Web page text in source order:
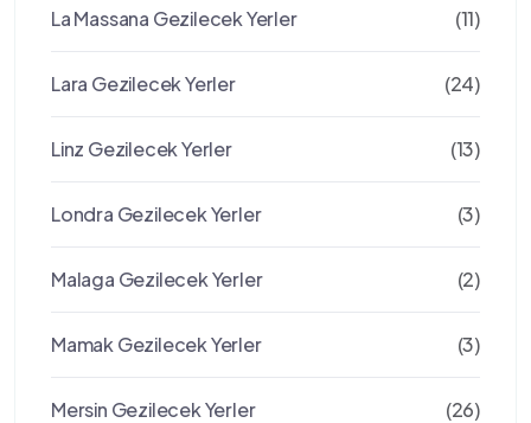
La Massana Gezilecek Yerler (11)
Lara Gezilecek Yerler (24)
Linz Gezilecek Yerler (13)
Londra Gezilecek Yerler (3)
Malaga Gezilecek Yerler (2)
Mamak Gezilecek Yerler (3)
Mersin Gezilecek Yerler (26)